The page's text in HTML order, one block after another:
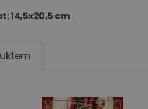
14,5x20,5 cm